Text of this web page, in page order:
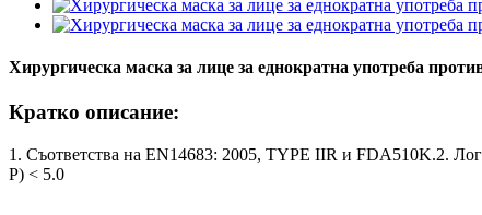
Хирургическа маска за лице за еднократна употреба
Кратко описание:
1. Съответства на EN14683: 2005, TYPE IIR и FDA510K.2.
P) < 5.0